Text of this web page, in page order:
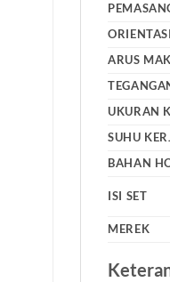
ORIENTASI
ARUS
UKURAN
SUHU
BAHAN
ISI SET
MEREK